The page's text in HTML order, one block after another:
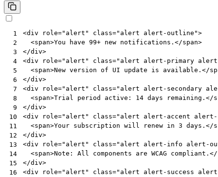
1
2
3
4
5
6
7
8
9
10
11
12
13
14
15
16
<div role="alert" class="alert alert-outline">
<span>You have 99+ new notifications. </span>
</div>
<div role="alert" class="alert alert-primary
<span>New version of UI update is available. </
</div>
<div role="alert" class="alert alert-secondary
<span>Trial period active: 14 days remaining. </
</div>
<div role="alert" class="alert alert-accent
<span>Your subscription will renew in 3 days. </
</div>
<div role="alert" class="alert alert-info alert-
<span>Note: All components are WCAG compliant. </
</div>
<div role="alert" class="alert alert-success